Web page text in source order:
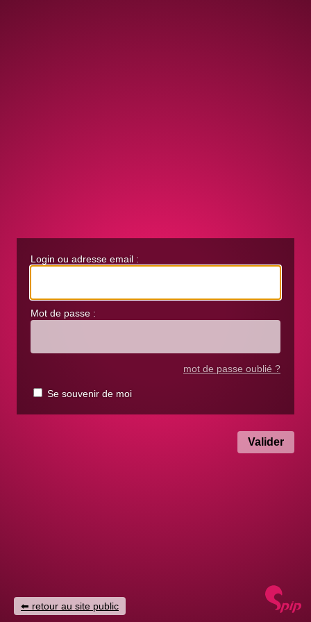
Login ou adresse email :
Mot de passe :
mot de passe oublié ?
Se souvenir de moi
retour au site public